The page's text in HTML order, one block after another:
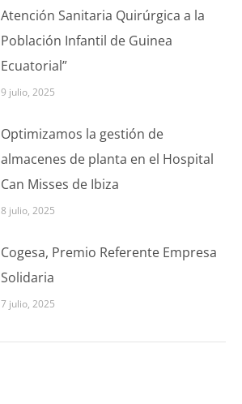
Atención Sanitaria Quirúrgica a la
Población Infantil de Guinea
Ecuatorial”
9 julio, 2025
Optimizamos la gestión de
almacenes de planta en el Hospital
Can Misses de Ibiza
8 julio, 2025
Cogesa, Premio Referente Empresa
Solidaria
7 julio, 2025